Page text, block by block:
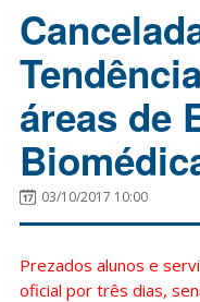
áreas de
03/10/2017 10:00
Prezados alunos e
oficial por três dias,